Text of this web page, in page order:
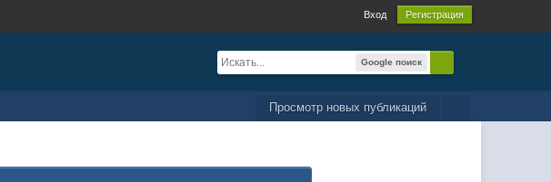
Вход Регистрация
Google поиск
Просмотр новых публикаций